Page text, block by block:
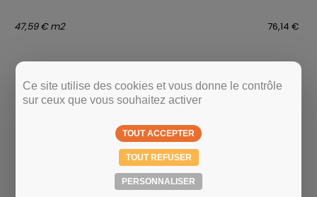
76,14 €
47,59 € m2
Ce site utilise des cookies et vous donne le contrôle
sur ceux que vous souhaitez activer
TOUT ACCEPTER
TOUT REFUSER
PERSONNALISER